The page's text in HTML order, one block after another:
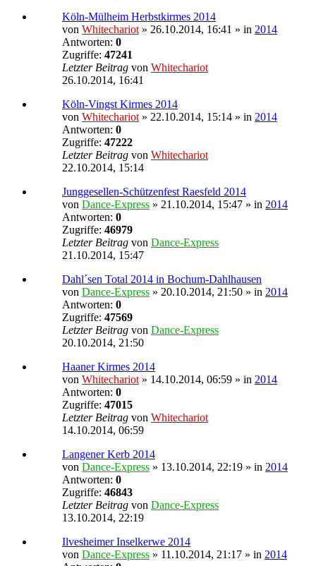
Köln-Mülheim Herbstkirmes 2014
von Whitechariot » 26.10.2014, 16:41 » in 2014
Antworten: 0
Zugriffe: 47241
Letzter Beitrag von Whitechariot
26.10.2014, 16:41
Köln-Vingst Kirmes 2014
von Whitechariot » 22.10.2014, 15:14 » in 2014
Antworten: 0
Zugriffe: 47222
Letzter Beitrag von Whitechariot
22.10.2014, 15:14
Junggesellen-Schützenfest Raesfeld 2014
von Dance-Express » 21.10.2014, 15:47 » in 2014
Antworten: 0
Zugriffe: 46979
Letzter Beitrag von Dance-Express
21.10.2014, 15:47
Dahl´sen Total 2014 in Bochum-Dahlhausen
von Dance-Express » 20.10.2014, 21:50 » in 2014
Antworten: 0
Zugriffe: 47569
Letzter Beitrag von Dance-Express
20.10.2014, 21:50
Haaner Kirmes 2014
von Whitechariot » 14.10.2014, 06:59 » in 2014
Antworten: 0
Zugriffe: 47015
Letzter Beitrag von Whitechariot
14.10.2014, 06:59
Langener Kerb 2014
von Dance-Express » 13.10.2014, 22:19 » in 2014
Antworten: 0
Zugriffe: 46843
Letzter Beitrag von Dance-Express
13.10.2014, 22:19
Ilvesheimer Inselkerwe 2014
von Dance-Express » 11.10.2014, 21:17 » in 2014